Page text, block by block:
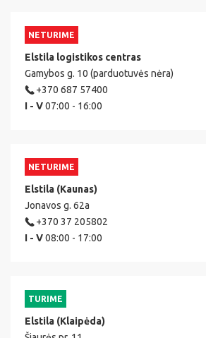
NETURIME
Elstila logistikos centras
Gamybos g. 10 (parduotuvės nėra)
+370 687 57400
I - V07:00 - 16:00
NETURIME
Elstila (Kaunas)
Jonavos g. 62a
+370 37 205802
I - V08:00 - 17:00
TURIME
Elstila (Klaipėda)